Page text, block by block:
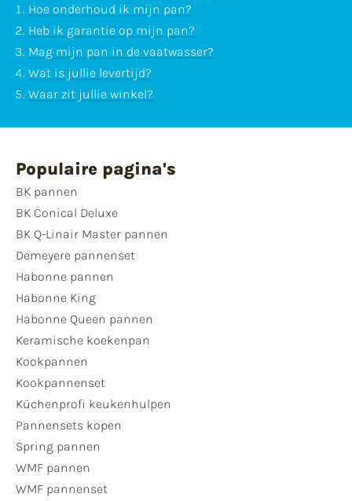
Hoe onderhoud ik mijn pan?
Heb ik garantie op mijn pan?
Mag mijn pan in de vaatwasser?
Wat is jullie levertijd?
Waar zit jullie winkel?
Populaire pagina's
BK pannen
BK Conical Deluxe
BK Q-Linair Master pannen
Demeyere pannenset
Habonne pannen
Habonne King
Habonne Queen pannen
Keramische koekenpan
Kookpannen
Kookpannenset
Küchenprofi keukenhulpen
Pannensets kopen
Spring pannen
WMF pannen
WMF pannenset